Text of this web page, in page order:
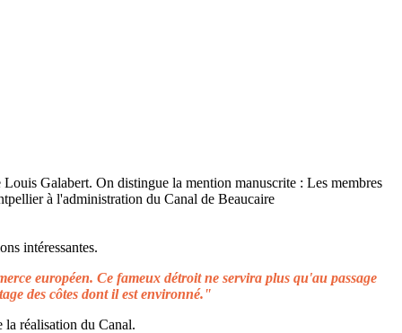
intéressantes.
européen. Ce fameux détroit ne servira plus qu'au passage
des côtes dont il est environné."
réalisation du Canal.